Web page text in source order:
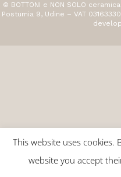
© BOTTONI e NON SOLO
Postumia 9, Udine – VAT
This website uses cookies.
website you accept